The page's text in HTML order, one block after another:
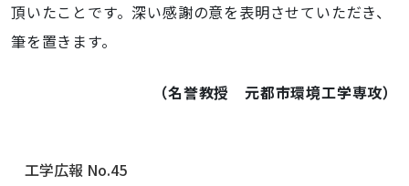
頂いたことです。深い感謝の意を表明させていただき、
筆を置きます。
（名誉教授 元都市環境工学専攻）
工学広報 No.45